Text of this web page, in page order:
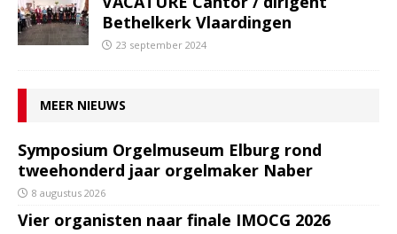
Bethelkerk Vlaardingen
23 september 2024
MEER NIEUWS
Symposium Orgelmuseum Elburg rond
tweehonderd jaar orgelmaker Naber
8 augustus 2026
Vier organisten naar finale IMOCG 2026